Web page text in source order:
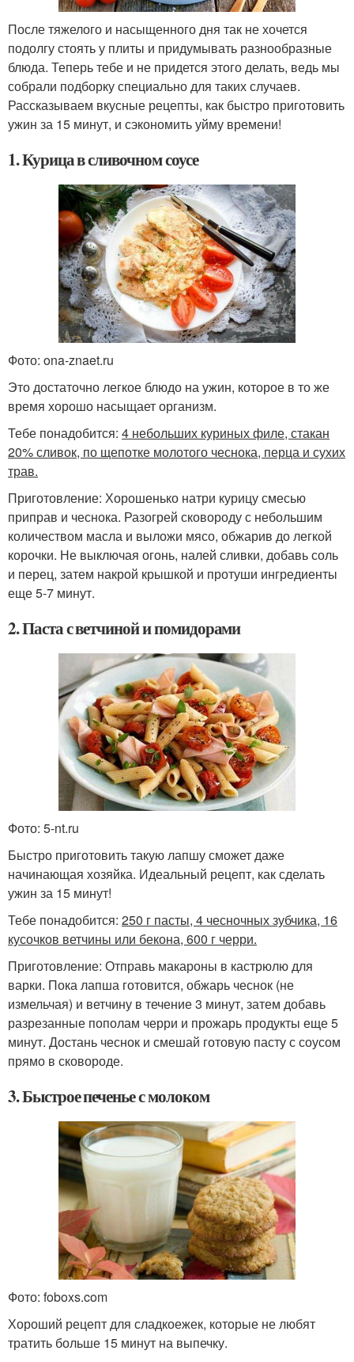
После тяжелого и насыщенного дня так не хочется
подолгу стоять у плиты и придумывать разнообразные
блюда. Теперь тебе и не придется этого делать, ведь мы
собрали подборку специально для таких случаев.
Рассказываем вкусные рецепты, как быстро приготовить
ужин за 15 минут, и сэкономить уйму времени!
1. Курица в сливочном соусе
Фото: ona-znaet.ru
Это достаточно легкое блюдо на ужин, которое в то же
время хорошо насыщает организм.
Тебе понадобится: 4 небольших куриных филе, стакан
20% сливок, по щепотке молотого чеснока, перца и сухих
трав.
Приготовление: Хорошенько натри курицу смесью
приправ и чеснока. Разогрей сковороду с небольшим
количеством масла и выложи мясо, обжарив до легкой
корочки. Не выключая огонь, налей сливки, добавь соль
и перец, затем накрой крышкой и протуши ингредиенты
еще 5-7 минут.
2. Паста с ветчиной и помидорами
Фото: 5-nt.ru
Быстро приготовить такую лапшу сможет даже
начинающая хозяйка. Идеальный рецепт, как сделать
ужин за 15 минут!
Тебе понадобится: 250 г пасты, 4 чесночных зубчика, 16
кусочков ветчины или бекона, 600 г черри.
Приготовление: Отправь макароны в кастрюлю для
варки. Пока лапша готовится, обжарь чеснок (не
измельчая) и ветчину в течение 3 минут, затем добавь
разрезанные пополам черри и прожарь продукты еще 5
минут. Достань чеснок и смешай готовую пасту с соусом
прямо в сковороде.
3. Быстрое печенье с молоком
Фото: foboxs.com
Хороший рецепт для сладкоежек, которые не любят
тратить больше 15 минут на выпечку.